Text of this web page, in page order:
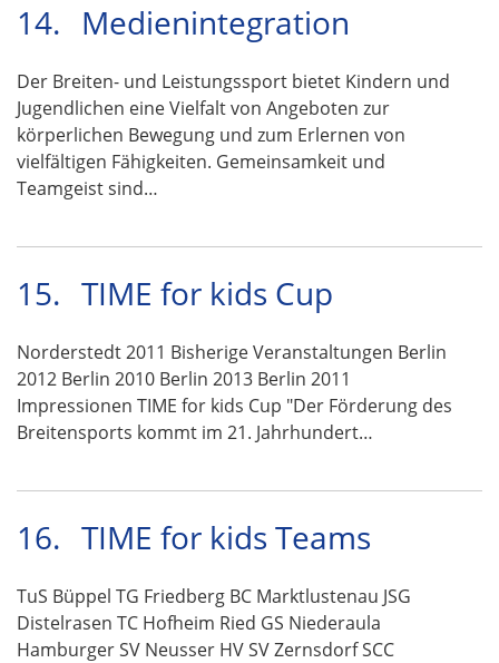
14. Medienintegration
Der Breiten- und Leistungssport bietet Kindern und
Jugendlichen eine Vielfalt von Angeboten zur
körperlichen Bewegung und zum Erlernen von
vielfältigen Fähigkeiten. Gemeinsamkeit und
Teamgeist sind…
15. TIME for kids Cup
Norderstedt 2011 Bisherige Veranstaltungen Berlin
2012 Berlin 2010 Berlin 2013 Berlin 2011
Impressionen TIME for kids Cup "Der Förderung des
Breitensports kommt im 21. Jahrhundert…
16. TIME for kids Teams
TuS Büppel TG Friedberg BC Marktlustenau JSG
Distelrasen TC Hofheim Ried GS Niederaula
Hamburger SV Neusser HV SV Zernsdorf SCC